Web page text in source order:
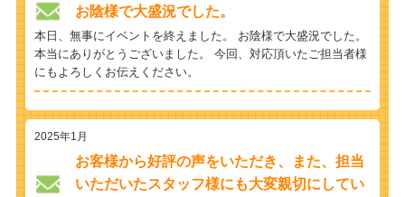
お陰様で大盛況でした。
本日、無事にイベントを終えました。 お陰様で大盛況でした。
本当にありがとうございました。 今回、対応頂いたご担当者様
にもよろしくお伝えください。
2025年1月
お客様から好評の声をいただき、また、担当
いただいたスタッフ様にも大変親切にしてい